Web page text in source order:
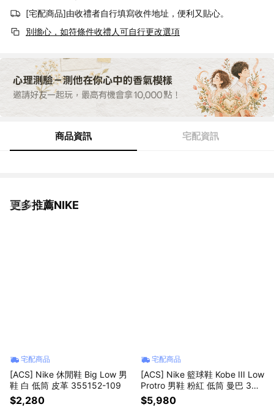
[宅配商品]由收禮者自行填寫收件地址，便利又貼心。
別擔心，如符條件收禮人可自行更改選項
商品資訊 宅配資訊
更多推薦NIKE
看更多
宅配商品
[ACS] Nike 休閒鞋 Big Low 男
鞋 白 低筒 皮革 355152-109
$2,280
宅配商品
[ACS] Nike 籃球鞋 Kobe III Low
Protro 男鞋 粉紅 低筒 曼巴 3代
IV7127-600
$5,980